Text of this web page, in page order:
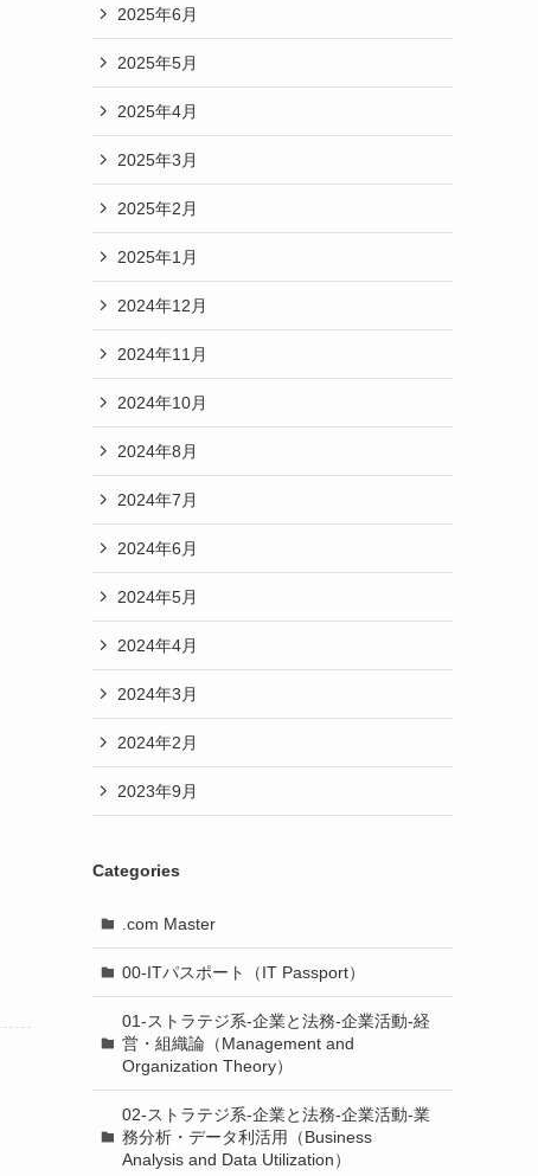
2025年6月
2025年5月
2025年4月
2025年3月
2025年2月
2025年1月
2024年12月
2024年11月
2024年10月
2024年8月
2024年7月
2024年6月
2024年5月
2024年4月
2024年3月
2024年2月
2023年9月
Categories
.com Master
00-ITパスポート（IT Passport）
01-ストラテジ系-企業と法務-企業活動-経
営・組織論（Management and
Organization Theory）
02-ストラテジ系-企業と法務-企業活動-業
務分析・データ利活用（Business
Analysis and Data Utilization）